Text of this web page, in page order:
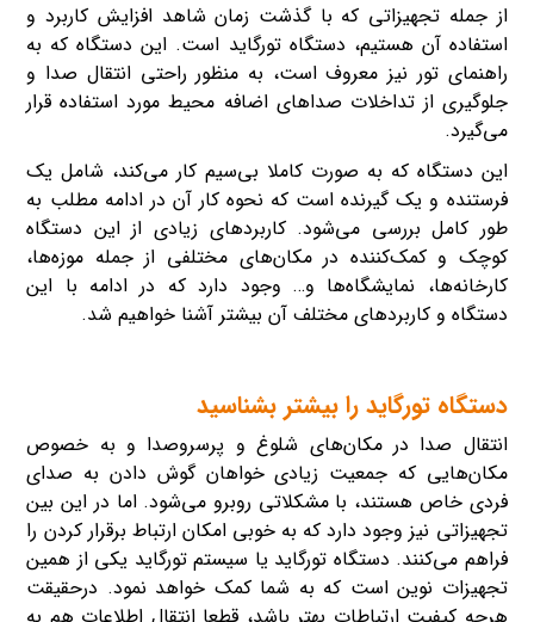
از جمله تجهیزاتی که با گذشت زمان شاهد افزایش کاربرد و
استفاده آن هستیم، دستگاه تورگاید است. این دستگاه که به
راهنمای تور نیز معروف است، به منظور راحتی انتقال صدا و
جلوگیری از تداخلات صداهای اضافه محیط مورد استفاده قرار
می‌گیرد.
این دستگاه که به صورت کاملا بی‌سیم کار می‌کند، شامل یک
فرستنده و یک گیرنده است که نحوه کار آن در ادامه مطلب به
طور کامل بررسی می‌شود. کاربردهای زیادی از این دستگاه
کوچک و کمک‌کننده در مکان‌های مختلفی از جمله موزه‌ها،
کارخانه‌ها، نمایشگاه‌ها و… وجود دارد که در ادامه با این
دستگاه و کاربردهای مختلف آن بیشتر آشنا خواهیم شد.
دستگاه تورگاید را بیشتر بشناسید
انتقال صدا در مکان‌های شلوغ و پرسروصدا و به خصوص
مکان‌هایی که جمعیت زیادی خواهان گوش دادن به صدای
فردی خاص هستند، با مشکلاتی روبرو می‌شود. اما در این بین
تجهیزاتی نیز وجود دارد که به خوبی امکان ارتباط برقرار کردن را
فراهم می‌کنند. دستگاه تورگاید یا سیستم تورگاید یکی از همین
تجهیزات نوین است که به شما کمک خواهد نمود. درحقیقت